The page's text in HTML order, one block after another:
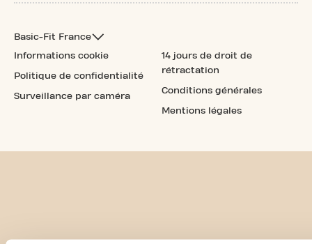
Basic-Fit France
Informations cookie
Politique de confidentialité
Surveillance par caméra
14 jours de droit de
rétractation
Conditions générales
Mentions légales